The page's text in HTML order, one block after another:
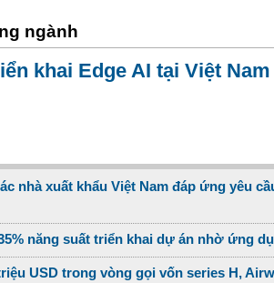
ngành
khai Edge AI tại Việt Nam
nhà xuất khẩu Việt Nam đáp ứng yêu
năng suất triển khai dự án nhờ ứng
USD trong vòng gọi vốn series H,